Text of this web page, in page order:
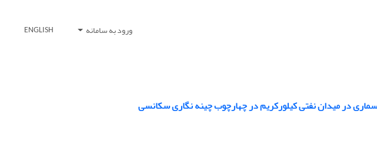
ورود به سامانه ENGLISH
در میدان نفتی کیلورکریم در چهارچوب چینه نگاری سکانسی